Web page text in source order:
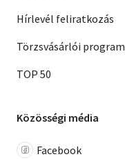
Hírlevél feliratkozás
Törzsvásárlói program
TOP 50
Közösségi média
Facebook